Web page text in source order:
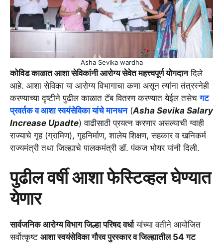
Asha Sevika wardha
कोविड काळात आशा सेविकांनी आरोग्य सेवेत महत्त्वपूर्ण योगदानदिले
आहे. आशा सेविका या आरोग्य विभागाचा कणा असून त्यांना तंत्रस्नेही
करण्याच्या दृष्टीने पुढील काळात टॅब वितरण करण्यात येईल तसेचगट
प्रवर्तक व आशा स्वयंसेविका यांचे मानधन(Asha Sevika Salary
Increase Upadte) वाढीसाठी प्रयत्न करणार असल्याची ग्वाही
राज्याचे गृह (ग्रामिण), गृहनिर्माण, शालेय शिक्षण, सहकार व खनिकर्म
राज्यमंत्री तथा जिल्ह्याचे पालकमंत्री डॉ. पंकज भोयर यांनी दिली.
पुढील वर्षी आशा फेस्टिव्हल घेण्यात
येणार
सार्वजनिक आरोग्य विभाग जिल्हा परिषद वर्धायांच्या वतीने आयोजित
सर्वोत्कृष्ट आशा स्वयंसेविका गौरव पुरस्कार व जिल्ह्यातील 54 गट